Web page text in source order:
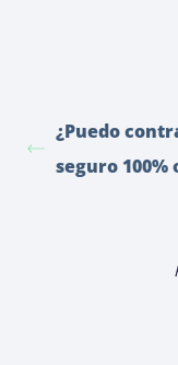
¿Puedo
seguro 100%